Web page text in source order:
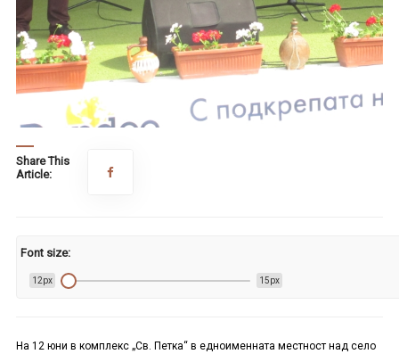
Share This
Article:
Font size:
12px 15px
На 12 юни в комплекс „Св. Петка“ в едноименната местност над село